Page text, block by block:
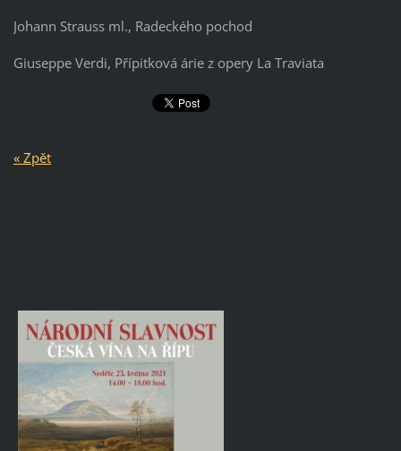
Johann Strauss ml., Radeckého pochod
Giuseppe Verdi, Přípitková árie z opery La Traviata
« Zpět